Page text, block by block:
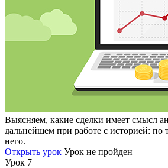
Выясняем, какие сделки имеет смысл
дальнейшем при работе с историей: по
него.
Открыть урок Урок не пройден
Урок 7